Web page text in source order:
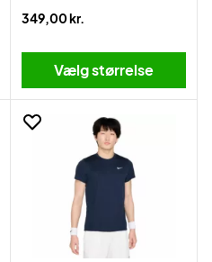
349,00 kr.
Vælg størrelse